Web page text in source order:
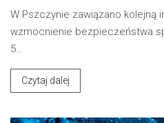
W Pszczynie zawiązano kolejną
wzmocnienie bezpieczeństwa
5…
Czytaj dalej